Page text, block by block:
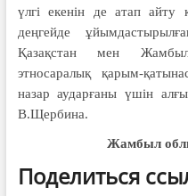
үлгі екенін де атап
деңгейде
Қазақстан мен
этносаралық қарым-
назар аударғаны үшін
В.Щербина.
Жамбыл
Поделиться